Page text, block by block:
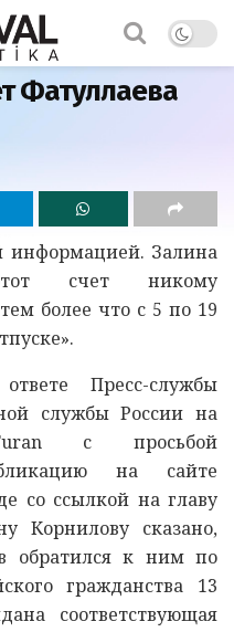
Фатуллаева
информацией. Залина
счет никому
более что с 5 по 19
Пресс-службы
службы России на
с просьбой
на сайте
со ссылкой на главу
Корнилову сказано,
обратился к ним по
гражданства 13
соответствующая